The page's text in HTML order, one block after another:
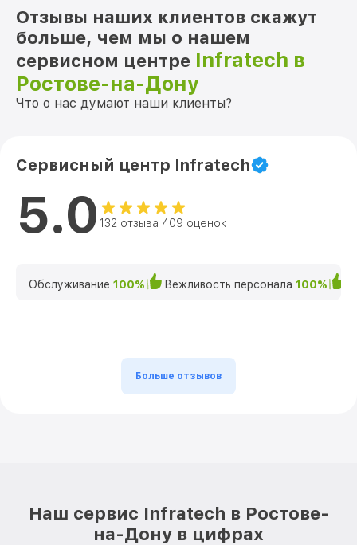
Отзывы наших клиентов скажут
больше, чем мы о нашем
сервисном центре Infratech в
Ростове-на-Дону
Что о нас думают наши клиенты?
Сервисный центр Infratech
5.0 132 отзыва 409 оценок
Обслуживание 100% Вежливость персонала 100%
Больше отзывов
Наш сервис Infratech в Ростове-
на-Дону в цифрах